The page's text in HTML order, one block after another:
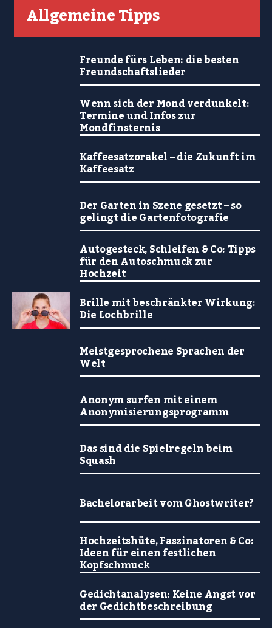
Allgemeine Tipps
Freunde fürs Leben: die besten
Freundschaftslieder
Wenn sich der Mond verdunkelt:
Termine und Infos zur
Mondfinsternis
Kaffeesatzorakel – die Zukunft im
Kaffeesatz
Der Garten in Szene gesetzt – so
gelingt die Gartenfotografie
Autogesteck, Schleifen & Co: Tipps
für den Autoschmuck zur
Hochzeit
Brille mit beschränkter Wirkung:
Die Lochbrille
Meistgesprochene Sprachen der
Welt
Anonym surfen mit einem
Anonymisierungsprogramm
Das sind die Spielregeln beim
Squash
Bachelorarbeit vom Ghostwriter?
Hochzeitshüte, Faszinatoren & Co:
Ideen für einen festlichen
Kopfschmuck
Gedichtanalysen: Keine Angst vor
der Gedichtbeschreibung